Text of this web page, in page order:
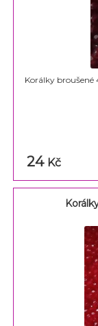
Korálky
24 Kč